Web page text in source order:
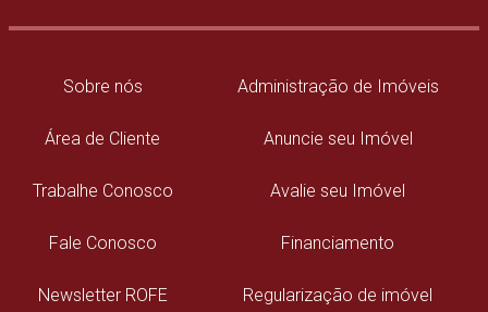
Sobre nós
Área de Cliente
Trabalhe Conosco
Fale Conosco
Newsletter ROFE
Administração de Imóveis
Anuncie seu Imóvel
Avalie seu Imóvel
Financiamento
Regularização de imóvel